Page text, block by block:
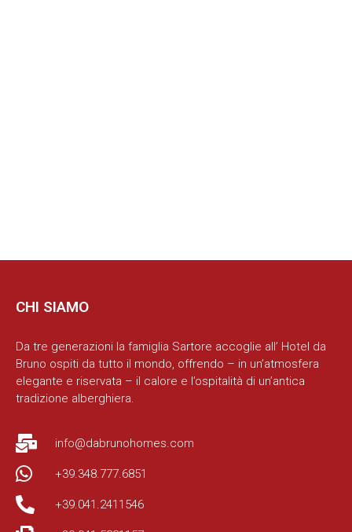
CHI SIAMO
Da tre generazioni la famiglia Sartore accoglie all’ Hotel da
Bruno ospiti da tutto il mondo, offrendo – in un’atmosfera
elegante e riservata – il calore e l’ospitalità di un’antica
tradizione alberghiera.
info@dabrunohomes.com
+39.348.777.6851
+39.041.2411546